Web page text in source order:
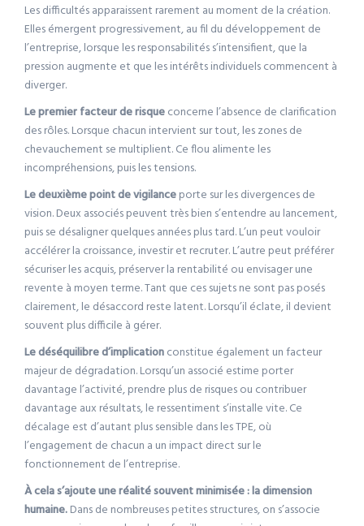
Les difficultés apparaissent rarement au moment de la création.
Elles émergent progressivement, au fil du développement de
l’entreprise, lorsque les responsabilités s’intensifient, que la
pression augmente et que les intérêts individuels commencent à
diverger.
Le premier facteur de risqueconcerne l’absence de clarification
des rôles. Lorsque chacun intervient sur tout, les zones de
chevauchement se multiplient. Ce flou alimente les
incompréhensions, puis les tensions.
Le deuxième point de vigilanceporte sur les divergences de
vision. Deux associés peuvent très bien s’entendre au lancement,
puis se désaligner quelques années plus tard. L’un peut vouloir
accélérer la croissance, investir et recruter. L’autre peut préférer
sécuriser les acquis, préserver la rentabilité ou envisager une
revente à moyen terme. Tant que ces sujets ne sont pas posés
clairement, le désaccord reste latent. Lorsqu’il éclate, il devient
souvent plus difficile à gérer.
Le déséquilibre d’implicationconstitue également un facteur
majeur de dégradation. Lorsqu’un associé estime porter
davantage l’activité, prendre plus de risques ou contribuer
davantage aux résultats, le ressentiment s’installe vite. Ce
décalage est d’autant plus sensible dans les TPE, où
l’engagement de chacun a un impact direct sur le
fonctionnement de l’entreprise.
À cela s’ajoute une réalité souvent minimisée : la dimension
humaine.Dans de nombreuses petites structures, on s’associe